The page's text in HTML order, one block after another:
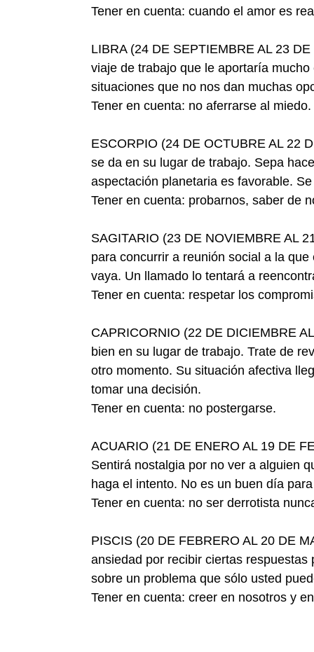
Tener en cuenta: cuando el amor es
LIBRA (24 DE SEPTIEMBRE AL 23
viaje de trabajo que le aportaría
situaciones que no nos dan muchas
Tener en cuenta: no aferrarse al miedo.
ESCORPIO (24 DE OCTUBRE AL 22
se da en su lugar de trabajo. Sepa
aspectación planetaria es favorable.
Tener en cuenta: probarnos, saber de
SAGITARIO (23 DE NOVIEMBRE AL
para concurrir a reunión social a la
vaya. Un llamado lo tentará a
Tener en cuenta: respetar los
CAPRICORNIO (22 DE DICIEMBRE
bien en su lugar de trabajo. Trate de
otro momento. Su situación afectiva
tomar una decisión.
Tener en cuenta: no postergarse.
ACUARIO (21 DE ENERO AL 19 DE
Sentirá nostalgia por no ver a alguien
haga el intento. No es un buen día
Tener en cuenta: no ser derrotista
PISCIS (20 DE FEBRERO AL 20 DE
ansiedad por recibir ciertas
sobre un problema que sólo usted
Tener en cuenta: creer en nosotros y